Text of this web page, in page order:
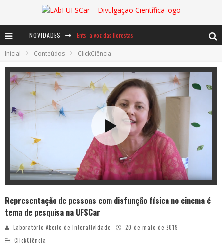
NOVIDADES Ents: a voz das florestas
Notáveis: Bertha Lutz
Baú de Histórias - A jamais imaginada aventura com os moinhos de vento
Inicial Conteúdos ClickCiência
Representação de pessoas com disfunção física no cinema é
tema de pesquisa na UFSCar
Laboratório Aberto de Interatividade
20 de maio de 2019
ClickCiência